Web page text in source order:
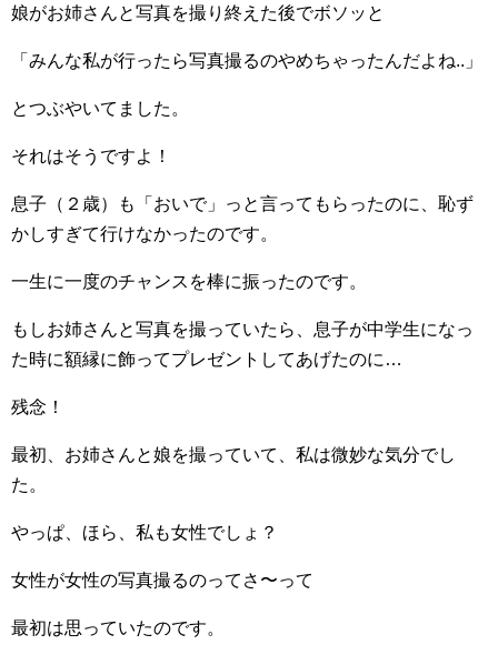
娘がお姉さんと写真を撮り終えた後でボソッと
「みんな私が行ったら写真撮るのやめちゃったんだよね..」
とつぶやいてました。
それはそうですよ！
息子（２歳）も「おいで」っと言ってもらったのに、恥ず
かしすぎて行けなかったのです。
一生に一度のチャンスを棒に振ったのです。
もしお姉さんと写真を撮っていたら、息子が中学生になっ
た時に額縁に飾ってプレゼントしてあげたのに…
残念！
最初、お姉さんと娘を撮っていて、私は微妙な気分でし
た。
やっぱ、ほら、私も女性でしょ？
女性が女性の写真撮るのってさ〜って
最初は思っていたのです。